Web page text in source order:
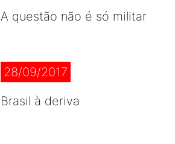
A questão não é só militar
28/09/2017
Brasil à deriva